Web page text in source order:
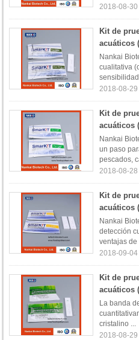
2018-08-
Kit de
acuáticos
Nankai
cualitativa
2018-08-29
Kit de
acuáticos
Nankai
un paso
pescados,
2018-08-28
Kit de
acuáticos
Nankai
detección
ventajas de
2018-09-04
Kit de
acuáticos
La banda
cristalino ...
2018-08-29